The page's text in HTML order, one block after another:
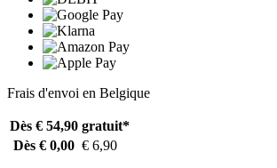
Frais d'envoi en Belgique
Dès € 54,90 gratuit*
Dès € 0,00 € 6,90